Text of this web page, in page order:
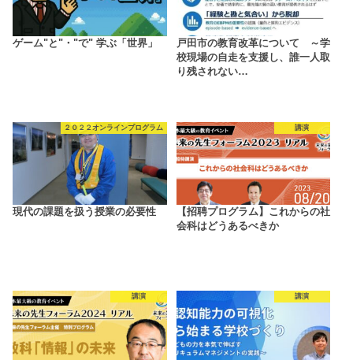
ゲーム"と"・"で" 学ぶ「世界」
戸田市の教育改革について ～学
校現場の自走を支援し、誰一人取
り残されない…
２０２２オンラインプログラム
現代の課題を扱う授業の必要性
講演
【招聘プログラム】これからの社
会科はどうあるべきか
講演 講演